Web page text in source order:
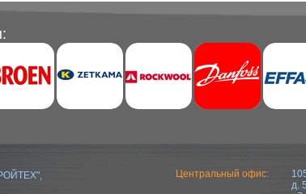
Центральный офис:
д.